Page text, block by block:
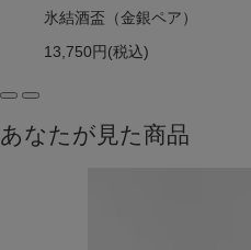
氷結酒盃（金銀ペア）
13,750円 (税込)
あなたが見た商品